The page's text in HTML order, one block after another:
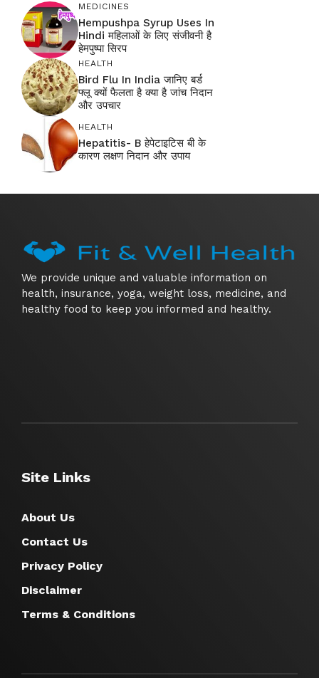
MEDICINES
Hempushpa Syrup Uses In
Hindi महिलाओं के लिए संजीवनी है
हेमपुष्पा सिरप
HEALTH
Bird Flu In India जानिए बर्ड
फ्लू क्यों फैलता है क्या है जांच निदान
और उपचार
HEALTH
Hepatitis- B हेपेटाइटिस बी के
कारण लक्षण निदान और उपाय
We provide unique and valuable information on
health, insurance, yoga, weight loss, medicine, and
healthy food to keep you informed and healthy.
Site Links
About Us
Contact Us
Privacy Policy
Disclaimer
Terms & Conditions